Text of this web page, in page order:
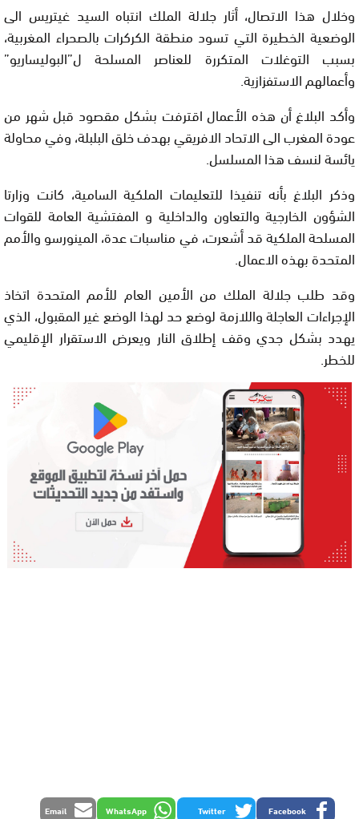
وخلال هذا الاتصال، أثار جلالة الملك انتباه السيد غيتريس الى
الوضعية الخطيرة التي تسود منطقة الكركرات بالصحراء المغربية،
بسبب التوغلات المتكررة للعناصر المسلحة ل”البوليساريو”
وأعمالهم الاستفزازية.
وأكد البلاغ أن هذه الأعمال اقترفت بشكل مقصود قبل شهر من
عودة المغرب الى الاتحاد الافريقي بهدف خلق البلبلة، وفي محاولة
يائسة لنسف هذا المسلسل.
وذكر البلاغ بأنه تنفيذا للتعليمات الملكية السامية، كانت وزارتا
الشؤون الخارجية والتعاون والداخلية و المفتشية العامة للقوات
المسلحة الملكية قد أشعرت، في مناسبات عدة، المينورسو والأمم
المتحدة بهذه الاعمال.
وقد طلب جلالة الملك من الأمين العام للأمم المتحدة اتخاذ
الإجراءات العاجلة واللازمة لوضع حد لهذا الوضع غير المقبول، الذي
يهدد بشكل جدي وقف إطلاق النار ويعرض الاستقرار الإقليمي
للخطر.
Facebook
Twitter
WhatsApp
Email